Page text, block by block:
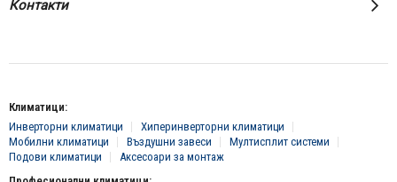
Контакти
Климатици:
Инверторни климатици
Хиперинверторни климатици
Мобилни климатици
Въздушни завеси
Мултисплит системи
Подови климатици
Аксесоари за монтаж